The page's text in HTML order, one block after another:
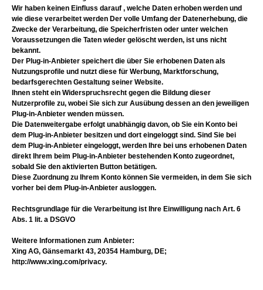
Wir haben keinen Einfluss darauf , welche Daten erhoben werden und
wie diese verarbeitet werden Der volle Umfang der Datenerhebung, die
Zwecke der Verarbeitung, die Speicherfristen oder unter welchen
Voraussetzungen die Taten wieder gelöscht werden, ist uns nicht
bekannt.
Der Plug-in-Anbieter speichert die über Sie erhobenen Daten als
Nutzungsprofile und nutzt diese für Werbung, Marktforschung,
bedarfsgerechten Gestaltung seiner Website.
Ihnen steht ein Widerspruchsrecht gegen die Bildung dieser
Nutzerprofile zu, wobei Sie sich zur Ausübung dessen an den jeweiligen
Plug-in-Anbieter wenden müssen.
Die Datenweitergabe erfolgt unabhängig davon, ob Sie ein Konto bei
dem Plug-in-Anbieter besitzen und dort eingeloggt sind. Sind Sie bei
dem Plug-in-Anbieter eingeloggt, werden Ihre bei uns erhobenen Daten
direkt Ihrem beim Plug-in-Anbieter bestehenden Konto zugeordnet,
sobald Sie den aktivierten Button betätigen.
Diese Zuordnung zu Ihrem Konto können Sie vermeiden, in dem Sie sich
vorher bei dem Plug-in-Anbieter ausloggen.
Rechtsgrundlage für die Verarbeitung ist Ihre Einwilligung nach Art. 6
Abs. 1 lit. a DSGVO
Weitere Informationen zum Anbieter:
Xing AG, Gänsemarkt 43, 20354 Hamburg, DE;
http://www.xing.com/privacy.